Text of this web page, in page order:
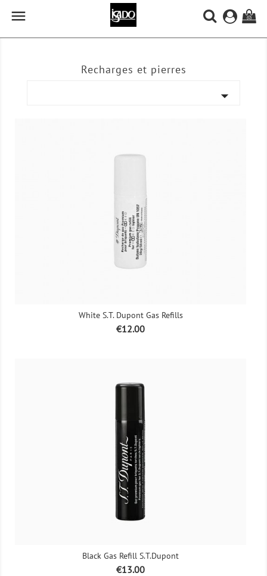
 (0)
Recharges et pierres

White S.T. Dupont Gas Refills
Price
€12.00
Black Gas Refill S.T.Dupont
Price
€13.00